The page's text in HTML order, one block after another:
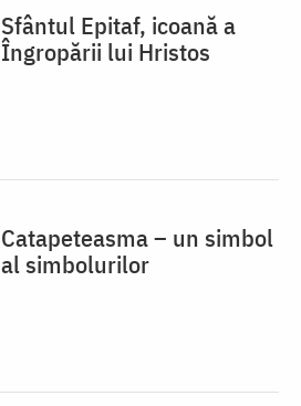
Sfântul Epitaf, icoană a
Îngropării lui Hristos
Catapeteasma – un simbol
al simbolurilor